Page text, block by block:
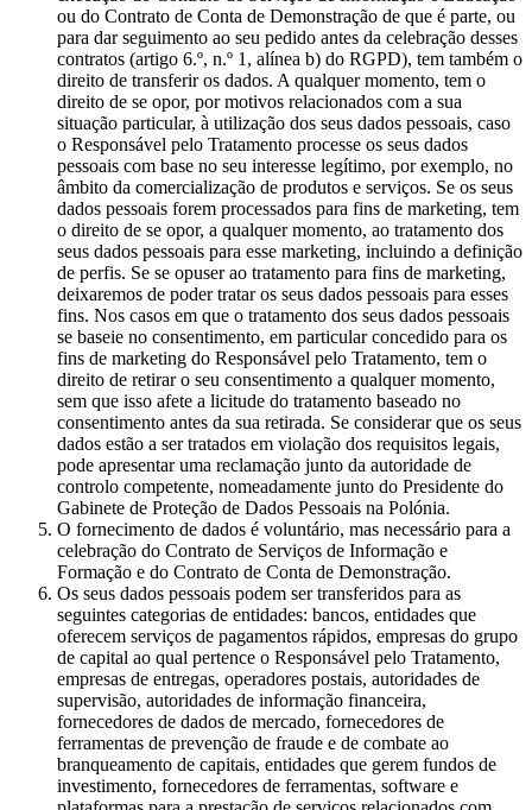
ou do Contrato de Conta de Demonstração de que é parte, ou
para dar seguimento ao seu pedido antes da celebração desses
contratos (artigo 6.º, n.º 1, alínea b) do RGPD), tem também o
direito de transferir os dados. A qualquer momento, tem o
direito de se opor, por motivos relacionados com a sua
situação particular, à utilização dos seus dados pessoais, caso
o Responsável pelo Tratamento processe os seus dados
pessoais com base no seu interesse legítimo, por exemplo, no
âmbito da comercialização de produtos e serviços. Se os seus
dados pessoais forem processados para fins de marketing, tem
o direito de se opor, a qualquer momento, ao tratamento dos
seus dados pessoais para esse marketing, incluindo a definição
de perfis. Se se opuser ao tratamento para fins de marketing,
deixaremos de poder tratar os seus dados pessoais para esses
fins. Nos casos em que o tratamento dos seus dados pessoais
se baseie no consentimento, em particular concedido para os
fins de marketing do Responsável pelo Tratamento, tem o
direito de retirar o seu consentimento a qualquer momento,
sem que isso afete a licitude do tratamento baseado no
consentimento antes da sua retirada. Se considerar que os seus
dados estão a ser tratados em violação dos requisitos legais,
pode apresentar uma reclamação junto da autoridade de
controlo competente, nomeadamente junto do Presidente do
Gabinete de Proteção de Dados Pessoais na Polónia.
O fornecimento de dados é voluntário, mas necessário para a
celebração do Contrato de Serviços de Informação e
Formação e do Contrato de Conta de Demonstração.
Os seus dados pessoais podem ser transferidos para as
seguintes categorias de entidades: bancos, entidades que
oferecem serviços de pagamentos rápidos, empresas do grupo
de capital ao qual pertence o Responsável pelo Tratamento,
empresas de entregas, operadores postais, autoridades de
supervisão, autoridades de informação financeira,
fornecedores de dados de mercado, fornecedores de
ferramentas de prevenção de fraude e de combate ao
branqueamento de capitais, entidades que gerem fundos de
investimento, fornecedores de ferramentas, software e